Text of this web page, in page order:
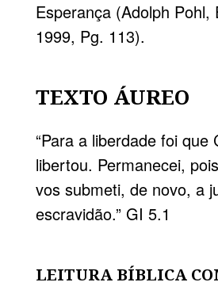
Esperança (Adolph Pohl,
1999, Pg. 113).
TEXTO ÁUREO
“Para a liberdade foi que
libertou. Permanecei,
vos submeti, de novo, a
escravidão.” GI 5.1
LEITURA BÍBLICA